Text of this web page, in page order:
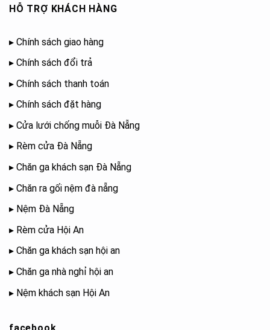
HỖ TRỢ KHÁCH HÀNG
▸ Chính sách giao hàng
▸ Chính sách đổi trả
▸ Chính sách thanh toán
▸ Chính sách đặt hàng
▸ Cửa lưới chống muỗi Đà Nẵng
▸ Rèm cửa Đà Nẵng
▸ Chăn ga khách sạn Đà Nẵng
▸ Chăn ra gối nệm đà nẵng
▸ Nệm Đà Nẵng
▸ Rèm cửa Hội An
▸ Chăn ga khách sạn hội an
▸ Chăn ga nhà nghỉ hội an
▸ Nệm khách sạn Hội An